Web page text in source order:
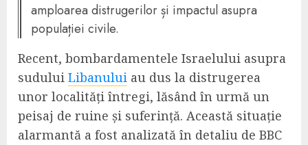
amploarea distrugerilor și impactul asupra
populației civile.
Recent, bombardamentele Israelului asupra
sudului Libanului au dus la distrugerea
unor localități întregi, lăsând în urmă un
peisaj de ruine și suferință. Această situație
alarmantă a fost analizată în detaliu de BBC